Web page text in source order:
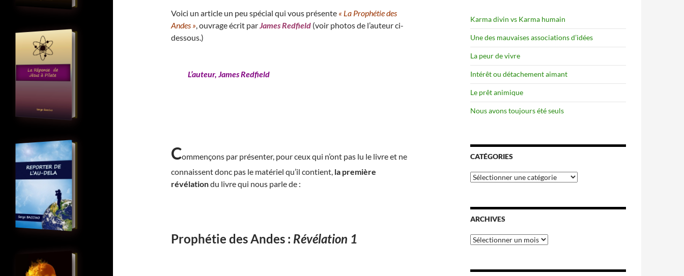
Voici un article un peu spécial qui vous présente « La Prophétie des
Andes », ouvrage écrit parJames Redfield (voir photos de l’auteur ci-
dessous.)
L’auteur, James Redfield
Commençons par présenter, pour ceux qui n’ont pas lu le livre et ne
connaissent donc pas le matériel qu’il contient, la première
révélationdu livre qui nous parle de :
Prophétie des Andes : Révélation 1
Karma divin vs Karma humain
Une des mauvaises associations d’idées
La peur de vivre
Intérêt ou détachement aimant
Le prêt animique
Nous avons toujours été seuls
CATÉGORIES
Catégories
ARCHIVES
Archives